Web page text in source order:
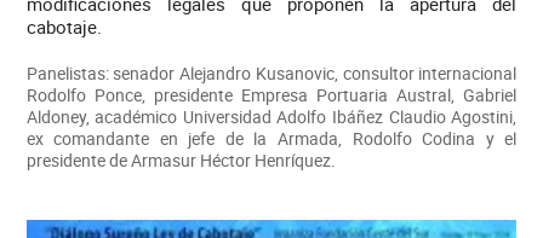
cabotaje.
Panelistas: senador Alejandro Kusanovic, consultor internacional
Rodolfo Ponce, presidente Empresa Portuaria Austral, Gabriel
Aldoney, académico Universidad Adolfo Ibáñez Claudio Agostini,
ex comandante en jefe de la Armada, Rodolfo Codina y el
presidente de Armasur Héctor Henríquez.